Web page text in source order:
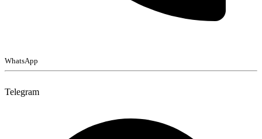
WhatsApp
Telegram